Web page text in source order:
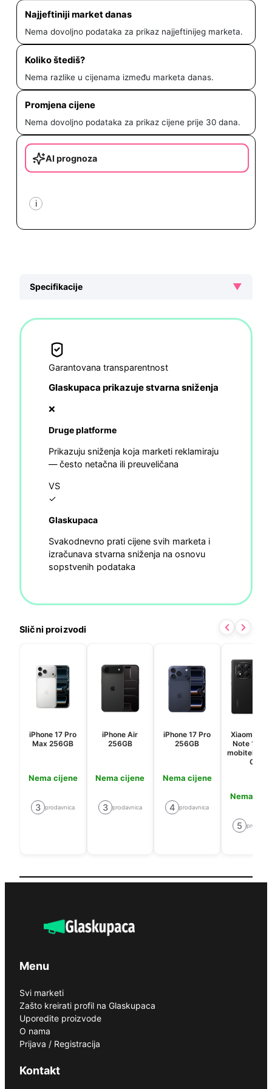
Najjeftiniji market danas
Nema dovoljno podataka za prikaz najjeftinijeg marketa.
Koliko štediš?
Nema razlike u cijenama između marketa danas.
Promjena cijene
Nema dovoljno podataka za prikaz cijene prije 30 dana.
AI prognoza
i
Specifikacije ▼
Garantovana transparentnost
Glaskupaca prikazuje stvarna sniženja
❌
Druge platforme
Prikazuju sniženja koja marketi reklamiraju
— često netačna ili preuveličana
VS
✓
Glaskupaca
Svakodnevno prati cijene svih marketa i
izračunava stvarna sniženja na osnovu
sopstvenih podataka
Slični proizvodi
iPhone 17 Pro
Max 256GB
Nema cijene
3 prodavnica
iPhone Air
256GB
Nema cijene
3 prodavnica
iPhone 17 Pro
256GB
Nema cijene
4 prodavnica
Xiaomi
Note 14
mobitel,
GB
Nema
5
Menu
Svi marketi
Zašto kreirati profil na Glaskupaca
Uporedite proizvode
O nama
Prijava / Registracija
Kontakt